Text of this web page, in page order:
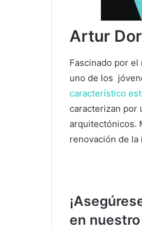
Artur
Fascinado por
uno de los
característico
caracterizan por
arquitectónicos.
renovación de la
en